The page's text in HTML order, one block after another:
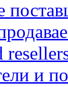
и